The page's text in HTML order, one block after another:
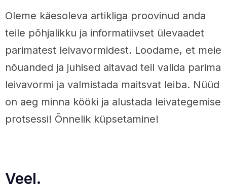
Oleme käesoleva artikliga proovinud anda
teile põhjalikku ja informatiivset ülevaadet
parimatest leivavormidest. Loodame, et meie
nõuanded ja juhised aitavad teil valida parima
leivavormi ja valmistada maitsvat leiba. Nüüd
on aeg minna kööki ja alustada leivategemise
protsessi! Õnnelik küpsetamine!
Veel.